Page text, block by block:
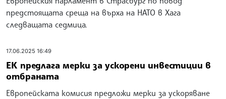
предстоящата среща на върха на НАТО в Хага
следващата седмица.
17.06.2025 16:49
ЕК предлага мерки за ускорени инвестиции в
отбраната
Европейската комисия предложи мерки за ускоряване